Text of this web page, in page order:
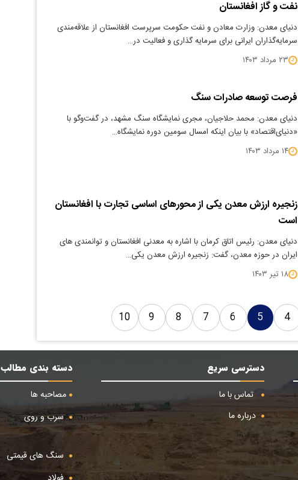
نفت و گاز افغانستان
دنیای معدن: وزارت معادن و نفت حکومت سرپرست افغانستان از علاقه‌مندی
سرمایه‌گذاران ایرانی برای سرمایه گذاری و فعالیت در…
۲۳ مرداد ۱۴۰۳
فرصت توسعه صادرات سنگ
دنیای معدن: محمد حلاجیان، مجری نمایشگاه سنگ مشهد، در گفت‌وگو با
«دنیای‌اقتصاد» با بیان اینکه امسال سومین دوره نمایشگاه…
۱۴ مرداد ۱۴۰۳
زنجیره ارزش معدن یکی از محورهای اساسی تجارت با افغانستان
است
دنیای معدن: رئیس اتاق کرمان با اشاره به معدنی افغانستان و توانمندی های
ایران در حوزه معدن، گفت: زنجیره ارزش معدن یکی…
۱۸ تیر ۱۴۰۳
4
5
6
7
8
9
10
دسترسی سریع
تماس با ما
درباره ما
دسته بندی مطالب
مصاحبه ها
سرب و روی
سنگ های قیمتی